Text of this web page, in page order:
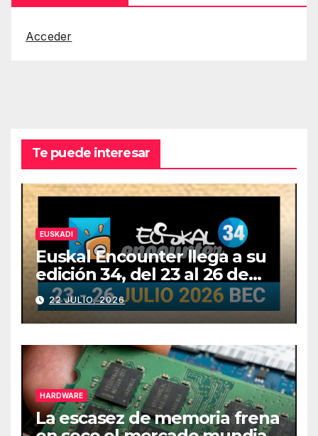
Acceder
Te puede interesar
EUSKADI
Euskal Encounter llega a su
edición 34, del 23 al 26 de
julio
22 JULIO, 2026
HARDWARE
La escasez de memoria frena